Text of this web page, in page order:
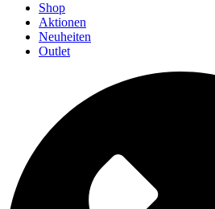
Shop
Aktionen
Neuheiten
Outlet